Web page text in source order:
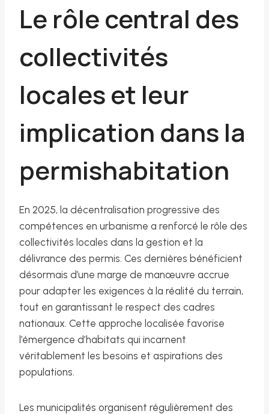
Le rôle central des
collectivités
locales et leur
implication dans la
permishabitation
En 2025, la décentralisation progressive des
compétences en urbanisme a renforcé le rôle des
collectivités locales dans la gestion et la
délivrance des permis. Ces dernières bénéficient
désormais d’une marge de manœuvre accrue
pour adapter les exigences à la réalité du terrain,
tout en garantissant le respect des cadres
nationaux. Cette approche localisée favorise
l’émergence d’habitats qui incarnent
véritablement les besoins et aspirations des
populations.
Les municipalités organisent régulièrement des